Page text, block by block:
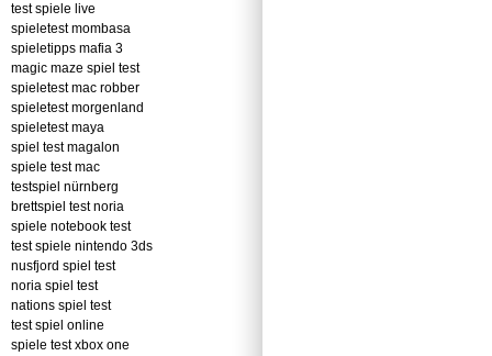
test spiele live
spieletest mombasa
spieletipps mafia 3
magic maze spiel test
spieletest mac robber
spieletest morgenland
spieletest maya
spiel test magalon
spiele test mac
testspiel nürnberg
brettspiel test noria
spiele notebook test
test spiele nintendo 3ds
nusfjord spiel test
noria spiel test
nations spiel test
test spiel online
spiele test xbox one